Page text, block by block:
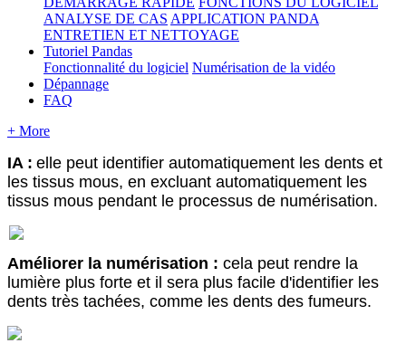
ANALYSE DE CAS APPLICATION PANDA
ENTRETIEN ET NETTOYAGE
Tutoriel Pandas
Fonctionnalité du logiciel Numérisation de la vidéo
Dépannage
FAQ
+ More
IA : elle peut identifier automatiquement les dents et
les tissus mous, en excluant automatiquement les
tissus mous pendant le processus de numérisation.
Améliorer la numérisation : cela peut rendre la
lumière plus forte et il sera plus facile d'identifier les
dents très tachées, comme les dents des fumeurs.